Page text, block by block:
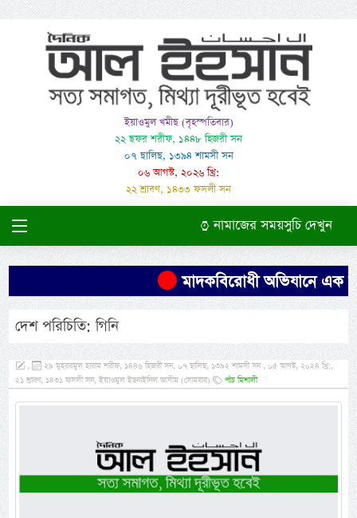
ইয়াওমুল খমীছ (বৃহস্পতিবার)
২২ ছফর শরীফ, ১৪৪৮ হিজরী সন
০৭ ছালিছ, ১৩৯৪ শামসী সন
০৬ আগস্ট, ২০২৬ খ্রি:
২২ শ্রাবণ, ১৪৩৩ ফসলী সন
নামাজের সময়সুচি দেখুন
মাদকবিরোধী অভিযানে এক
দেশ পরিচিতি: গিনি
,
২৯ মুহররমুল হারাম শরীফ, ১৪৪৬ হিজরী সন, ০৭ ছালিছ, ১৩৯২ শামসী সন , ০৫ আগষ্ট, ২০২৪ খ্রি:,
২১ শ্রাবণ, ১৪৩১ ফসলী সন, ইয়াওমুল ইছনাইনিল আযীম (সোমবার)
পাঁচ মিশালী